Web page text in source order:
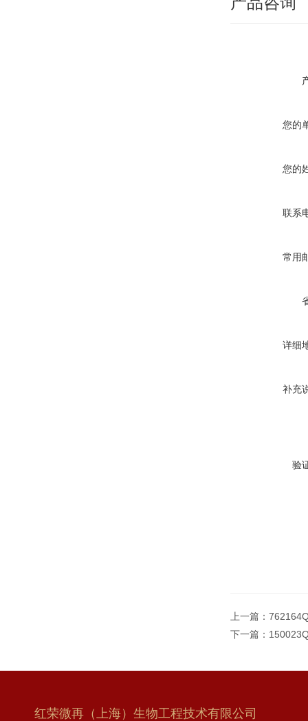
您的
您的
联系
常用
详细
补充
验
上一篇：
下一篇：
红荣微再（上海）生物工程技术有限公司